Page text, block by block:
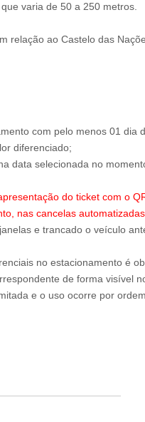
varia de 50 a 250 metros.
relação ao Castelo das
com pelo menos 01 dia
diferenciado;
data selecionada no
do ticket com o
nas cancelas
e trancado o veículo
no estacionamento é
de forma visível
e o uso ocorre por